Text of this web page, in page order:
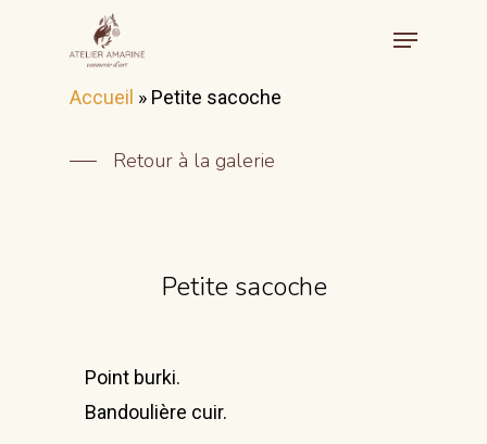
Accueil » Petite sacoche
Retour à la galerie
Petite sacoche
Point burki.
Bandoulière cuir.